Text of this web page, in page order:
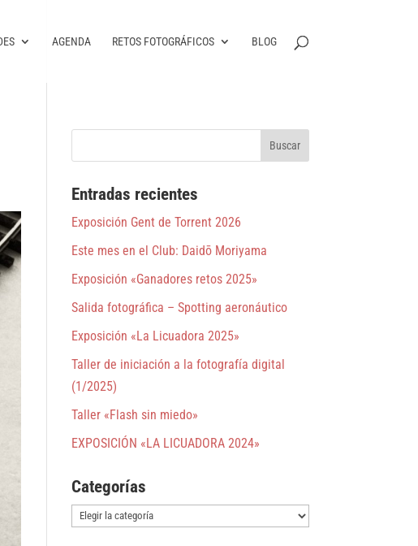
AGENDA RETOS FOTOGRÁFICOS BLOG
Entradas recientes
Exposición Gent de Torrent 2026
Este mes en el Club: Daidō Moriyama
Exposición «Ganadores retos 2025»
Salida fotográfica – Spotting aeronáutico
Exposición «La Licuadora 2025»
Taller de iniciación a la fotografía digital
(1/2025)
Taller «Flash sin miedo»
EXPOSICIÓN «LA LICUADORA 2024»
Categorías
Categorías